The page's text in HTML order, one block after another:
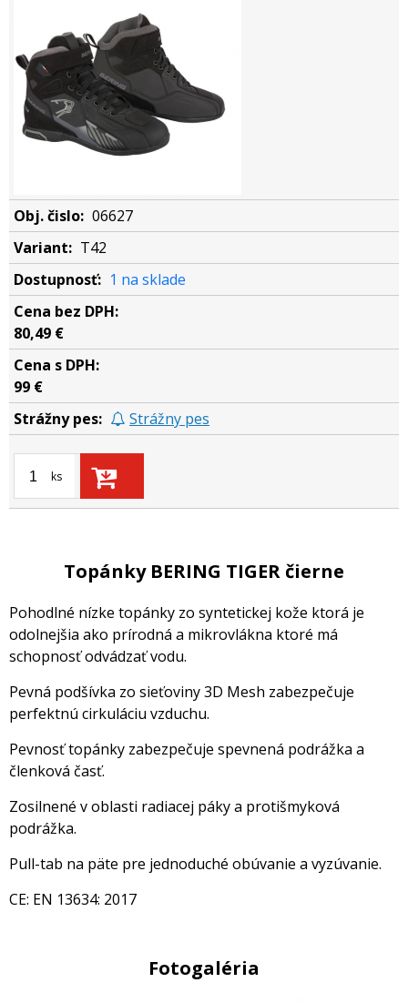
06627
T42
1 na sklade
80,49 €
99 €
Strážny pes
ks
Topánky BERING TIGER čierne
Pohodlné nízke topánky zo syntetickej kože ktorá je
odolnejšia ako prírodná a mikrovlákna ktoré má
schopnosť odvádzať vodu.
Pevná podšívka zo sieťoviny 3D Mesh zabezpečuje
perfektnú cirkuláciu vzduchu.
Pevnosť topánky zabezpečuje spevnená podrážka a
členková časť.
Zosilnené v oblasti radiacej páky a protišmyková
podrážka.
Pull-tab na päte pre jednoduché obúvanie a vyzúvanie.
CE: EN 13634: 2017
Fotogaléria